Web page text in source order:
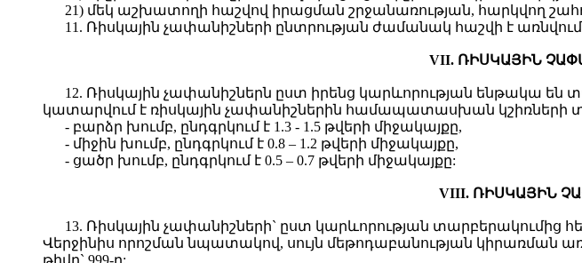
21) մեկ աշխատողի հաշվով իրացման շրջանառության, հարկվող
11. Ռիսկային չափանիշների ընտրության ժամանակ հաշվի է
VII. ՌԻՍԿԱՅԻՆ
12. Ռիսկային չափանիշներն ըստ իրենց կարևորության ենթակա
կատարվում է ռիսկային չափանիշներին համապատասխան կշիռների
- բարձր խումբ, ընդգրկում է 1.3 - 1.5 թվերի միջակայքը,
- միջին խումբ, ընդգրկում է 0.8 – 1.2 թվերի միջակայքը,
- ցածր խումբ, ընդգրկում է 0.5 – 0.7 թվերի միջակայքը:
VIII. ՌԻՍԿԱՅԻՆ
13. Ռիսկային չափանիշների` ըստ կարևորության տարբերակումից
Վերջինիս որոշման նպատակով, սույն մեթոդաբանության կիրառման